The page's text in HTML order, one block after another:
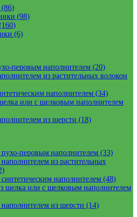
(98)
(6)
перовым наполнителем (20)
из растительных волокон
наполнителем (34)
или с шелковым наполнителем
из шерсти (18)
перовым наполнителем (33)
из растительных
наполнителем (48)
шелка или с шелковым наполнителем
из шерсти (14)